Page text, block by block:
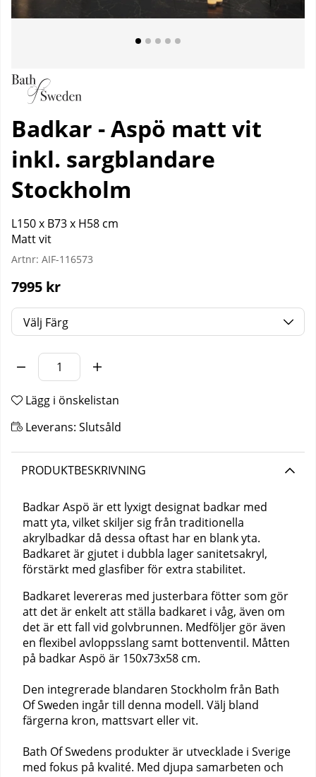
Badkar - Aspö matt vit
inkl. sargblandare
Stockholm
L150 x B73 x H58 cm
Matt vit
Artnr: AIF-116573
7995 kr
Färg
Antal
Lägg i önskelistan
Leverans: Slutsåld
PRODUKTBESKRIVNING
Badkar Aspö är ett lyxigt designat badkar med
matt yta, vilket skiljer sig från traditionella
akrylbadkar då dessa oftast har en blank yta.
Badkaret är gjutet i dubbla lager sanitetsakryl,
förstärkt med glasfiber för extra stabilitet.
Badkaret levereras med justerbara fötter som gör
att det är enkelt att ställa badkaret i våg, även om
det är ett fall vid golvbrunnen. Medföljer gör även
en flexibel avloppsslang samt bottenventil. Måtten
på badkar Aspö är 150x73x58 cm.
Den integrerade blandaren Stockholm från Bath
Of Sweden ingår till denna modell. Välj bland
färgerna kron, mattsvart eller vit.
Bath Of Swedens produkter är utvecklade i Sverige
med fokus på kvalité. Med djupa samarbeten och